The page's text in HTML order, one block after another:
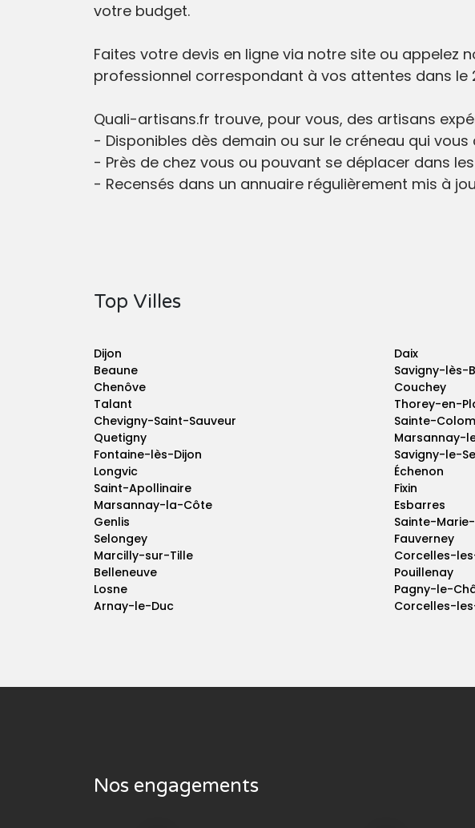
votre budget.
Faites votre devis en ligne via notre site ou appelez
professionnel correspondant à vos attentes dans le
Quali-artisans.fr trouve, pour vous, des artisans
- Disponibles dès demain ou sur le créneau qui vous
- Près de chez vous ou pouvant se déplacer dans
- Recensés dans un annuaire régulièrement mis à
Top Villes
Dijon
Beaune
Chenôve
Talant
Chevigny-Saint-Sauveur
Quetigny
Fontaine-lès-Dijon
Longvic
Saint-Apollinaire
Marsannay-la-Côte
Genlis
Selongey
Marcilly-sur-Tille
Belleneuve
Losne
Arnay-le-Duc
Daix
Savigny-lès-
Couchey
Thorey-en-
Sainte-
Marsannay-
Savigny-le-
Échenon
Fixin
Esbarres
Sainte-
Fauverney
Corcelles-
Pouillenay
Pagny-le-
Corcelles-
Nos engagements